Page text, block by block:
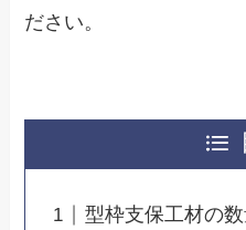
ださい。
型枠支保工材の